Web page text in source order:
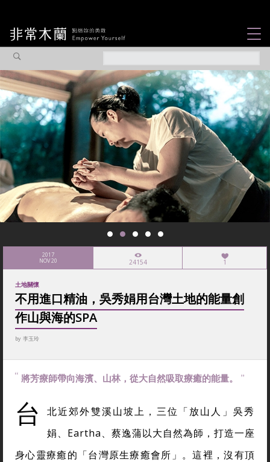
觀點專欄
焦點企劃
社會企業
認識我們
2017
NOV 20 24154 1
土地關懷
不用進口精油，吳秀娟用台灣土地的能量創
作山與海的SPA
by 李玉玲
將芳療師帶向海濱、山林，從大自然吸取療癒的能量。
台
北近郊外雙溪山坡上，三位「放山人」吳秀
娟、Eartha、蔡逸蒲以大自然為師，打造一座
身心靈療癒的「台灣原生療癒會所」。這裡，沒有頂